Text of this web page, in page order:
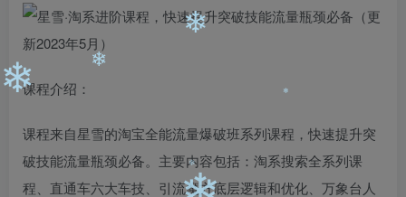
课程介绍：
课程来自星雪的淘宝全能流量爆破班系列课程，快速提升突
破技能流量瓶颈必备。主要内容包括：淘系搜索全系列课
程、直通车六大车技、引流魔方底层逻辑和优化、万象台人
❄
❄
❄